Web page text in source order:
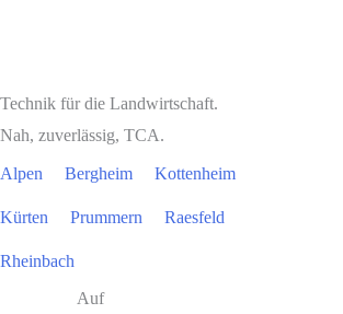
Technik für die Landwirtschaft.
Nah, zuverlässig, TCA.
Alpen Bergheim Kottenheim
Kürten Prummern Raesfeld
Rheinbach
Auf